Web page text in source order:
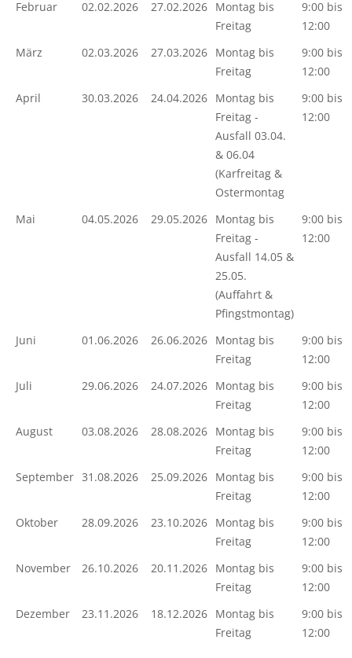
Februar 02.02.2026 27.02.2026 Montag bis
Freitag
9:00 bis
12:00
März
02.03.2026 27.03.2026 Montag bis
Freitag
9:00 bis
12:00
April
30.03.2026 24.04.2026 Montag bis
Freitag -
Ausfall 03.04.
& 06.04
(Karfreitag &
Ostermontag
9:00 bis
12:00
Mai 04.05.2026 29.05.2026 Montag bis
Freitag -
Ausfall 14.05 &
25.05.
(Auffahrt &
Pfingstmontag)
9:00 bis
12:00
Juni 01.06.2026 26.06.2026 Montag bis
Freitag
9:00 bis
12:00
Juli
29.06.2026 24.07.2026 Montag bis
Freitag
9:00 bis
12:00
August
03.08.2026 28.08.2026 Montag bis
Freitag
9:00 bis
12:00
September 31.08.2026 25.09.2026 Montag bis
Freitag
9:00 bis
12:00
Oktober
28.09.2026 23.10.2026 Montag bis
Freitag
9:00 bis
12:00
November
26.10.2026 20.11.2026 Montag bis
Freitag
9:00 bis
12:00
Dezember
23.11.2026 18.12.2026 Montag bis
Freitag
9:00 bis
12:00